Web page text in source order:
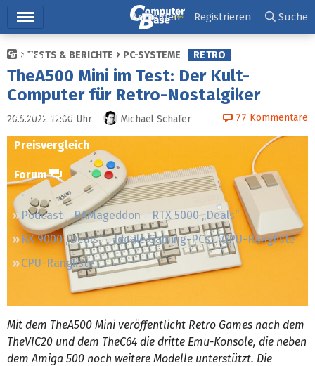
Ticker
Tests
Downloads
Preisvergleich
Forum
Podcast RAMageddon
RTX 5000 „Deals“
RX 9000 „Deals“
Ideale Gaming-PCs
GPU-Rangliste
CPU-Rangliste
Anmelden Registrieren Suche
TESTS & BERICHTE PC-SYSTEME RETRO
TheA500 Mini im Test: Der Kult-
Computer für Retro-Nostalgiker
20.5.2022 12:00 Uhr Michael Schäfer 77 Kommentare
Mit dem TheA500 Mini veröffentlicht Retro Games nach dem
TheVIC20 und dem TheC64 die dritte Emu-Konsole, die neben
dem Amiga 500 noch weitere Modelle unterstützt. Die